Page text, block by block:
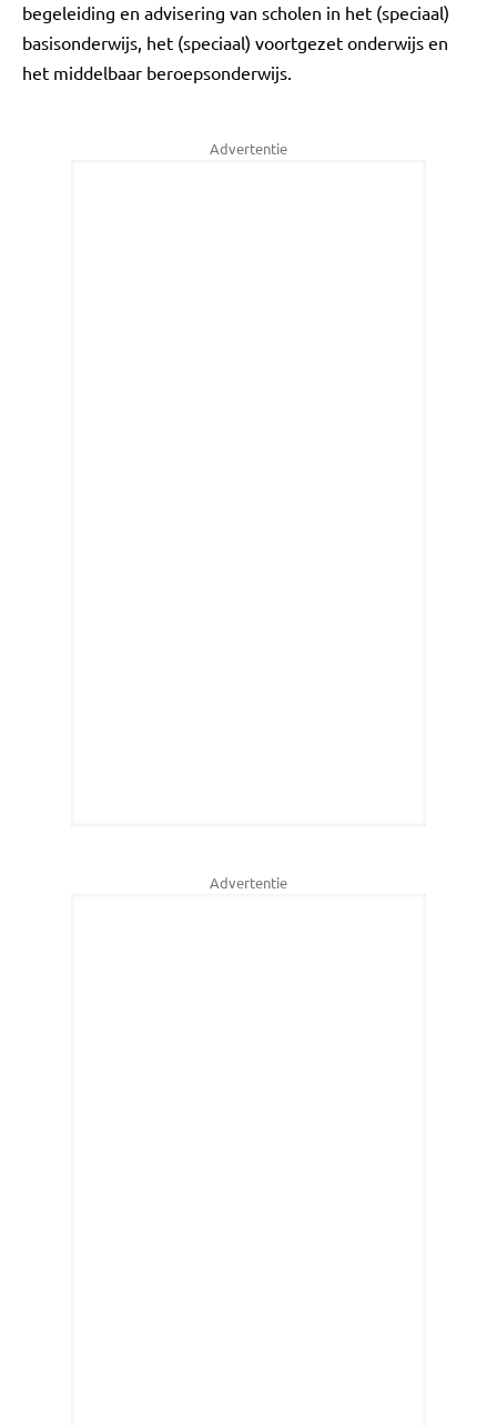
begeleiding en advisering van scholen in het (speciaal)
basisonderwijs, het (speciaal) voortgezet onderwijs en
het middelbaar beroepsonderwijs.
Advertentie
Advertentie